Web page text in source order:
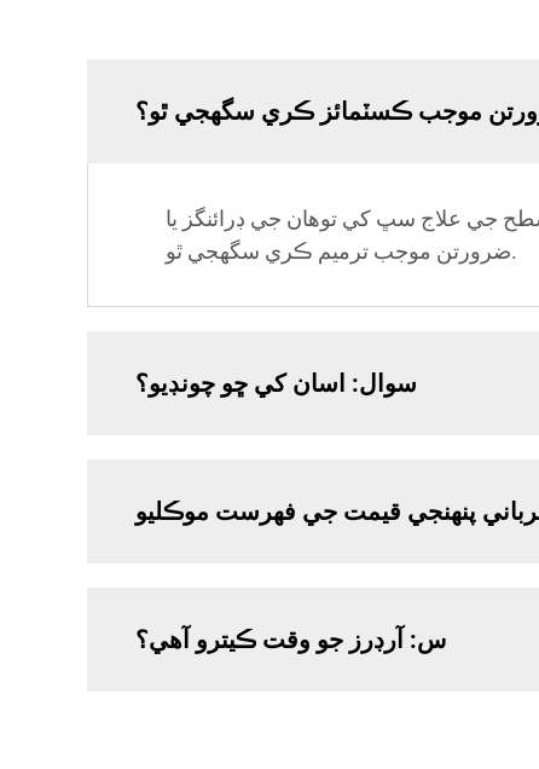
موجب ڪسٽمائز ڪري سگهجي ٿو؟
جي علاج سڀ کي توهان جي ڊرائنگز يا
ضرورتن موجب ترميم ڪري سگهجي ٿو.
سوال: اسان کي ڇو چونڊيو؟
س: آرڊرز جو وقت ڪيترو آهي؟